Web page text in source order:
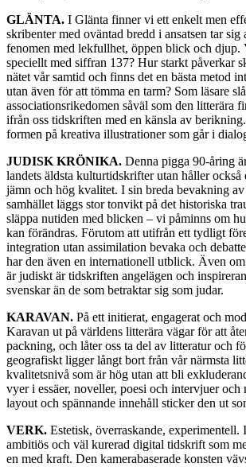
GLÄNTA. I Glänta finner vi ett enkelt men
skribenter med oväntad bredd i ansatsen tar sig
fenomen med lekfullhet, öppen blick och djup.
speciellt med siffran 137? Hur starkt påverkar
nätet vår samtid och finns det en bästa metod
utan även för att tömma en tarm? Som läsare
associationsrikedomen såväl som den litterära
ifrån oss tidskriften med en känsla av
formen på kreativa illustrationer som går i
JUDISK KRÖNIKA. Denna pigga 90-åring
landets äldsta kulturtidskrifter utan håller också
jämn och hög kvalitet. I sin breda bevakning
samhället läggs stor tonvikt på det historiska
släppa nutiden med blicken – vi påminns om
kan förändras. Förutom att utifrån ett tydligt
integration utan assimilation bevaka och
har den även en internationell utblick. Även
är judiskt är tidskriften angelägen och
svenskar än de som betraktar sig som judar.
KARAVAN. På ett initierat, engagerat och
Karavan ut på världens litterära vägar för att
packning, och låter oss ta del av litteratur och
geografiskt ligger långt bort från vår närmsta
kvalitetsnivå som är hög utan att bli
vyer i essäer, noveller, poesi och intervjuer och
layout och spännande innehåll sticker den ut
VERK. Estetisk, överraskande,
ambitiös och väl kurerad digital tidskrift som
en med kraft. Den kamerabaserade konsten